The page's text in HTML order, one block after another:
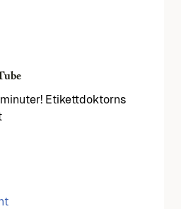
Etikettdoktorns